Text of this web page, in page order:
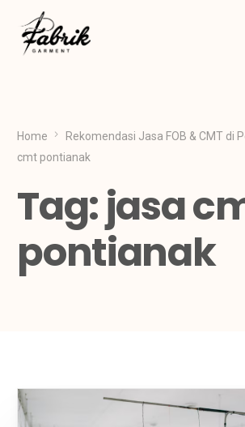
Home Rekomendasi Jasa FOB & CMT di
cmt pontianak
Tag:jasa
pontianak